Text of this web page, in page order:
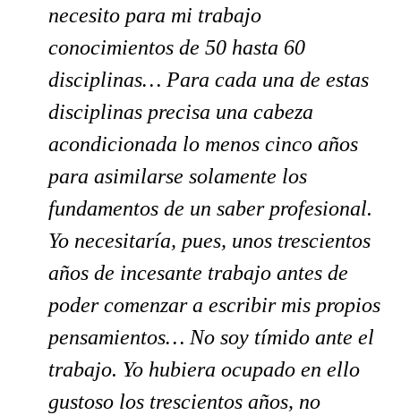
necesito para mi trabajo
conocimientos de 50 hasta 60
disciplinas… Para cada una de estas
disciplinas precisa una cabeza
acondicionada lo menos cinco años
para asimilarse solamente los
fundamentos de un saber profesional.
Yo necesitaría, pues, unos trescientos
años de incesante trabajo antes de
poder comenzar a escribir mis propios
pensamientos… No soy tímido ante el
trabajo. Yo hubiera ocupado en ello
gustoso los trescientos años, no